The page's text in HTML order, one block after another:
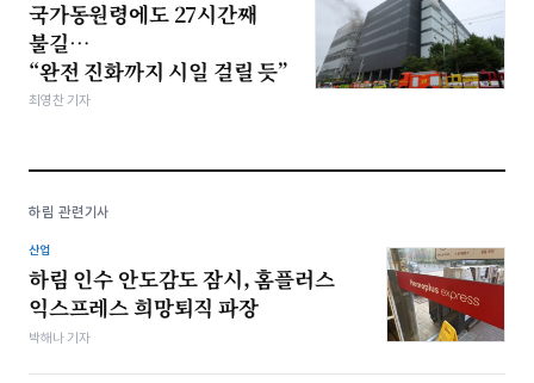
국가동원령에도 27시간째
불길…
“완전 진화까지 시일 걸릴 듯”
최영찬 기자
하림 관련기사
산업
하림 인수 안도감도 잠시, 홈플러스
익스프레스 희망퇴직 파장
박해나 기자